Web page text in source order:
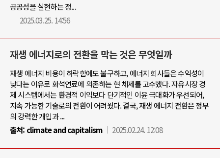
공공성을 실현하는 정...
2025.03.25. 14:56
재생 에너지로의 전환을 막는 것은 무엇일까
재생 에너지 비용이 하락함에도 불구하고, 에너지 회사들은 수익성이
낮다는 이유로 화석연료에 의존하는 현 체제를 고수했다. 자유시장 경
제 시스템에서는 환경적 이익보다 단기적인 이윤 극대화가 우선되어,
지속 가능한 기술로의 전환이 어려웠다. 결국, 재생 에너지 전환은 정부
의 강력한 개입과 ...
출처: climate and capitalism 2025.02.24. 12:08